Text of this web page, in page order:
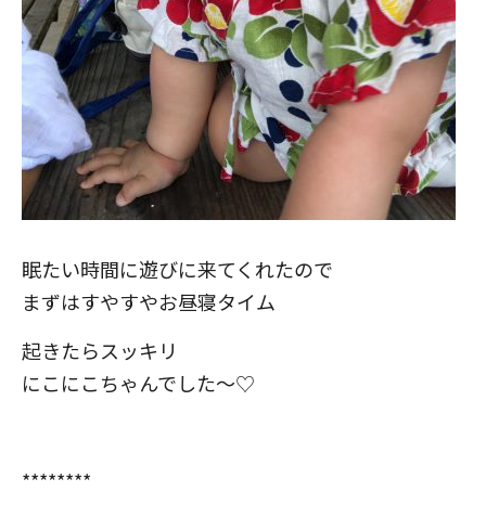
眠たい時間に遊びに来てくれたので
まずはすやすやお昼寝タイム
起きたらスッキリ
にこにこちゃんでした～♡
********